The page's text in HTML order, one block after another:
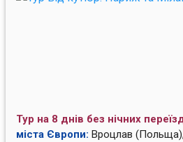
Тур на 8 днів без нічних
міста Європи: Вроцлав